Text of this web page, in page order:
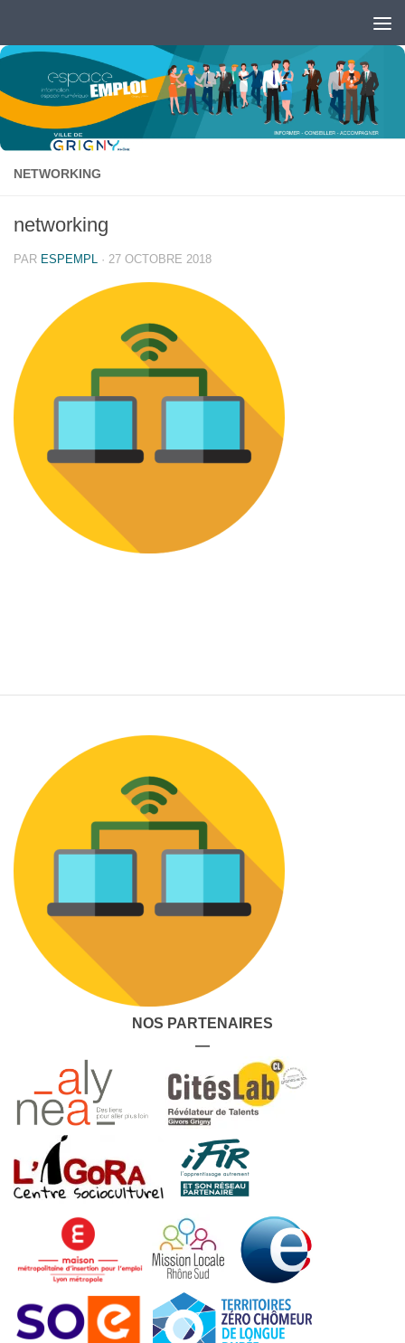
Ouvrir la barre d’outils
NETWORKING
networking
PAR ESPEMPL · 27 OCTOBRE 2018
NOS PARTENAIRES
—